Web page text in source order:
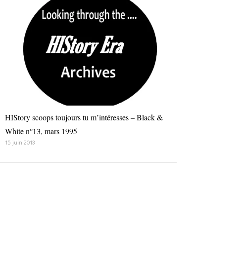
HIStory scoops toujours tu m’intéresses – Black &
White n°13, mars 1995
15 juin 2013